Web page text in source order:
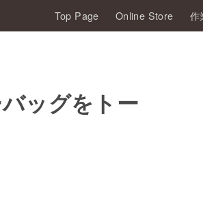
Top Page Online Store 作
ッグをトー